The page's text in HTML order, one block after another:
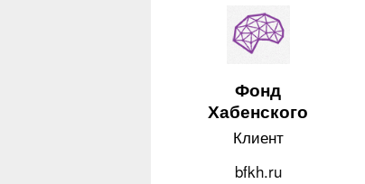
Фонд
Хабенского
Клиент
bfkh.ru